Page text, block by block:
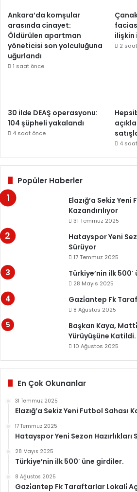
Ankara’da komşular
arasında cinayet:
Öldürülen apartman
yöneticisi son yolculuğuna
uğurlandı
1 saat önce
2
30 ilde DEAŞ operasyonu:
104 şüpheli yakalandı
4 saat önce
4
Popüler Haberler
Elazığ’a Sekiz Yeni
Kazandırılıyor
31 Temmuz 2025
Hatayspor Yeni
Sürüyor
17 Temmuz 2025
Türkiye’nin ilk
28 Mayıs 2025
Gazi̇antep Fk
8 Ağustos 2025
Başkan Kaya,
Yürüyüşüne Katildi.
10 Ağustos 2025
En Çok Okunanlar
31 Temmuz 2025
Elazığ’a Sekiz Yeni Futbol Sahası
17 Temmuz 2025
Hatayspor Yeni Sezon Hazırlıkları
28 Mayıs 2025
Türkiye’nin ilk 500′ üne girdiler.
8 Ağustos 2025
Gazi̇antep Fk Taraftarlar Lokali̇